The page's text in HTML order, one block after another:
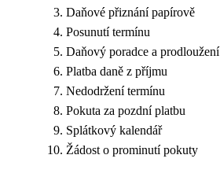
Daňové přiznání papírově
Posunutí termínu
Daňový poradce a prodloužení
Platba daně z příjmu
Nedodržení termínu
Pokuta za pozdní platbu
Splátkový kalendář
Žádost o prominutí pokuty